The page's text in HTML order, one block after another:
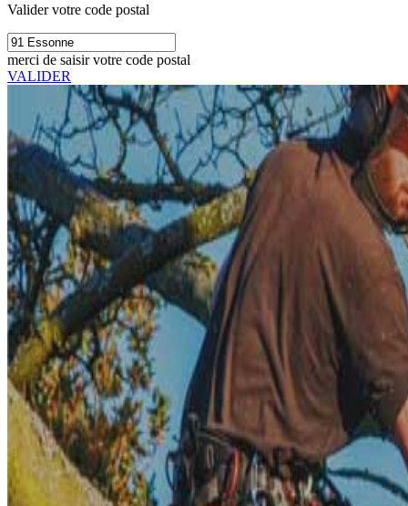
Valider votre code postal
merci de saisir votre code postal
VALIDER